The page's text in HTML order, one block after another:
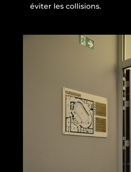
éviter les collisions.